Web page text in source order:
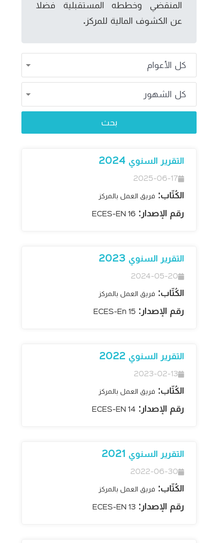
المنقضي وخططه المستقبلية فضلا
عن الكشوف المالية للمركز.
التقرير السنوي 2024
2025-06-17
الكُتّاب: فريق العمل بالمركز
رقم الإصدار: ECES-EN 16
التقرير السنوي 2023
2024-05-20
الكُتّاب: فريق العمل بالمركز
رقم الإصدار: ECES-En 15
التقرير السنوي 2022
2023-02-13
الكُتّاب: فريق العمل بالمركز
رقم الإصدار: ECES-EN 14
التقرير السنوي 2021
2022-06-30
الكُتّاب: فريق العمل بالمركز
رقم الإصدار: ECES-EN 13